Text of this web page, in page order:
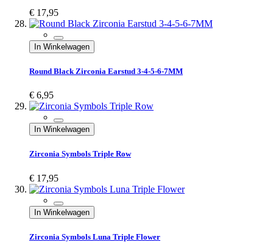
€ 17,95
In Winkelwagen
Round Black Zirconia Earstud 3-4-5-6-7MM
€ 6,95
In Winkelwagen
Zirconia Symbols Triple Row
€ 17,95
In Winkelwagen
Zirconia Symbols Luna Triple Flower